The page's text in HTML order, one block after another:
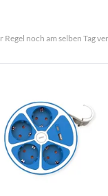
Regel noch am selben Tag